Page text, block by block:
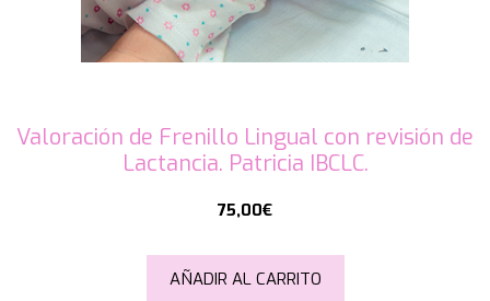
Valoración de Frenillo Lingual con revisión de
Lactancia. Patricia IBCLC.
75,00€
AÑADIR AL CARRITO